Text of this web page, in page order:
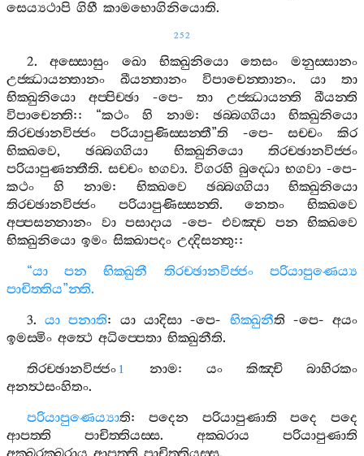
සෙය්‍යථාපි ගිහී කාමභොගිනියොති.
252
2.අස‍්සොසුං ඛො භික‍්ඛුනියො තෙසං
මනුස‍්සානං
උජ‍්ඣායන‍්තානං
ඛීයන‍්තානං විපාචෙන‍්තානං.යා
තා
භික‍්ඛුනියො
අප‍්පිච‍්ඡා -පෙ-තා උජ‍්ඣායන‍්ති
ඛීයන‍්ති
විපාචෙන‍්ති:: “කථං හි නාම: ඡබ‍්බග‍්ගියා
භික‍්ඛුනියො
තිරච‍්ඡානවිජ‍්ජං
පරියාපුණිස‍්සන‍්තී”ති -පෙ-සච‍්චං
කිර
භික‍්ඛවෙ,ඡබ‍්බග‍්ගියා භික‍්ඛුනියො
තිරච‍්ඡානවිජ‍්ජං
පරියාපුණන‍්තීති.සච‍්චං භගවා. විගරහි බුද‍්ධො භගවා-පෙ-
කථං
හි නාම: භික‍්ඛවෙ ඡබ‍්බග‍්ගියා
භික‍්ඛුනියො
තිරච‍්ඡානවිජ‍්ජං
පරියාපුණිස‍්සන‍්ති.නෙතං
භික‍්ඛවෙ
අප‍්පසන‍්නානං
වා පසාදාය -පෙ- එවඤ‍්ච පන
භික‍්ඛවෙ
භික‍්ඛුනියො ඉමං සික‍්ඛාපදං උද‍්දිසන‍්තු::
“යා පන භික‍්ඛුනී තිරච‍්ඡානවිජ‍්ජං
පරියාපුණෙය්‍ය
පාචිත‍්තිය”න‍්ති.
3. යා පනාති:යා යාදිසා -පෙ- භික‍්ඛුනීති -පෙ- අයං
ඉමස‍්මිං අත්‍ථෙ අධිප‍්පෙතා භික‍්ඛුනීති.
තිරච‍්ඡානවිජ‍්ජං 1 නාම:යං කිඤ‍්චි
බාහිරකං
අනත්‍ථසංහිතං.
පරියාපුණෙය්‍යාති:පදෙන පරියාපුණාති පදෙ
පදෙ
ආපත‍්ති
පාචිත‍්තියස‍්ස. අක‍්ඛරාය
පරියාපුණාති